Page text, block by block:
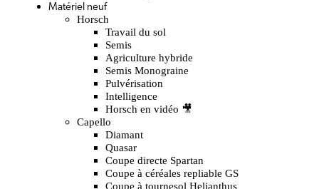
Matériel neuf
Horsch
Travail du sol
Semis
Agriculture hybride
Semis Monograine
Pulvérisation
Intelligence
Horsch en vidéo 🎥
Capello
Diamant
Quasar
Coupe directe Spartan
Coupe à céréales repliable GS
Coupe à tournesol Helianthus